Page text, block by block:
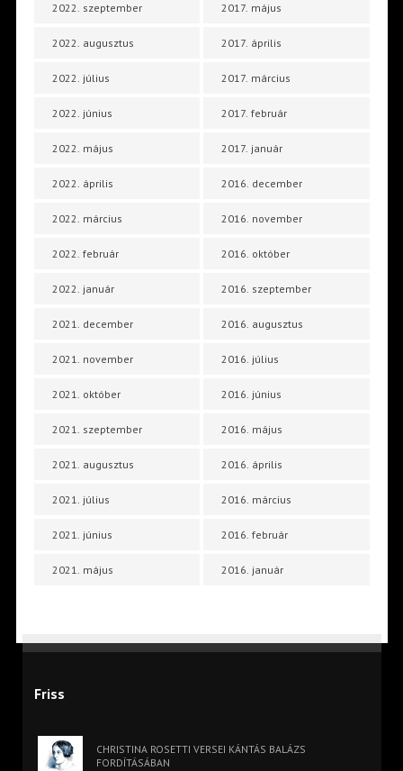
2022. szeptember
2022. augusztus
2022. július
2022. június
2022. május
2022. április
2022. március
2022. február
2022. január
2021. december
2021. november
2021. október
2021. szeptember
2021. augusztus
2021. július
2021. június
2021. május
2017. május
2017. április
2017. március
2017. február
2017. január
2016. december
2016. november
2016. október
2016. szeptember
2016. augusztus
2016. július
2016. június
2016. május
2016. április
2016. március
2016. február
2016. január
Friss
CHRISTINA ROSETTI VERSEI KÁNTÁS BALÁZS
FORDÍTÁSÁBAN